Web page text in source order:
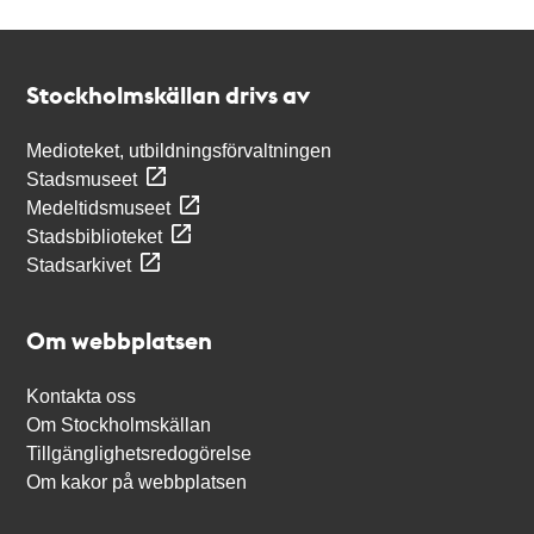
Stockholmskällan drivs av
Medioteket, utbildningsförvaltningen
Stadsmuseet
Medeltidsmuseet
Stadsbiblioteket
Stadsarkivet
Om webbplatsen
Kontakta oss
Om Stockholmskällan
Tillgänglighetsredogörelse
Om kakor på webbplatsen